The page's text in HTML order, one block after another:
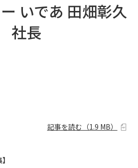
いであ 田畑彰久
社長
記事を読む（1.9 MB）